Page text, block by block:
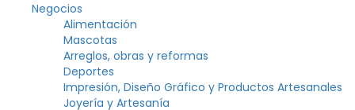
Negocios
Alimentación
Mascotas
Arreglos, obras y reformas
Deportes
Impresión, Diseño Gráfico y Productos Artesanales
Joyería y Artesanía